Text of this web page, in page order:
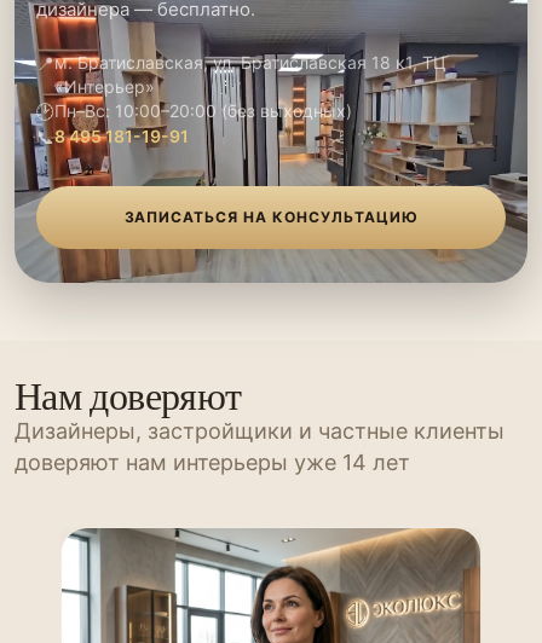
дизайнера — бесплатно.
📍м. Братиславская, ул. Братиславская 18 к1, ТЦ
«Интерьер»
🕑Пн–Вс: 10:00–20:00 (без выходных)
📞8 495 181-19-91
ЗАПИСАТЬСЯ НА КОНСУЛЬТАЦИЮ
Нам доверяют
Дизайнеры, застройщики и частные клиенты
доверяют нам интерьеры уже 14 лет